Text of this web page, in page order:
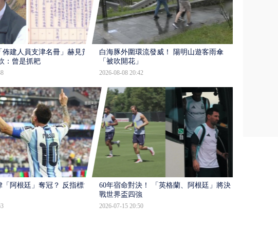
建人員支津名冊」赫見黃
：曾是抓耙
白海豚外圍環流發威！ 陽明山遊客雨傘
「被吹開花」
2026-08-08 20:42
阿根廷」奪冠？ 反指標大
60年宿命對決！ 「英格蘭、阿根廷」將決
戰世界盃四強
2026-07-15 20:50